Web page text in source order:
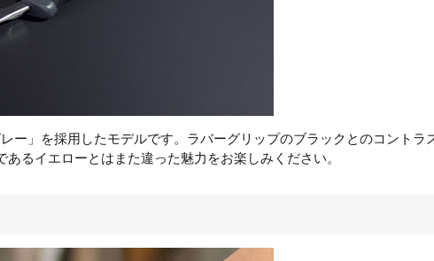
ー」を採用したモデルです。ラバーグリップのブラックとのコントラ
るイエローとはまた違った魅力をお楽しみください。